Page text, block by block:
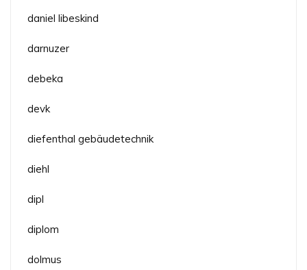
daniel libeskind
darnuzer
debeka
devk
diefenthal gebäudetechnik
diehl
dipl
diplom
dolmus